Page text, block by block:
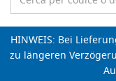
HINWEIS: Bei
zu längeren